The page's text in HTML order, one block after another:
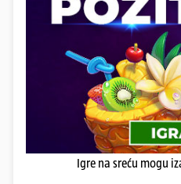
Igre na sreću mogu